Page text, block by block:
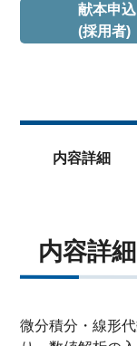
献本申込
(採用者)
内容詳細
内容詳細
微分積分・線形